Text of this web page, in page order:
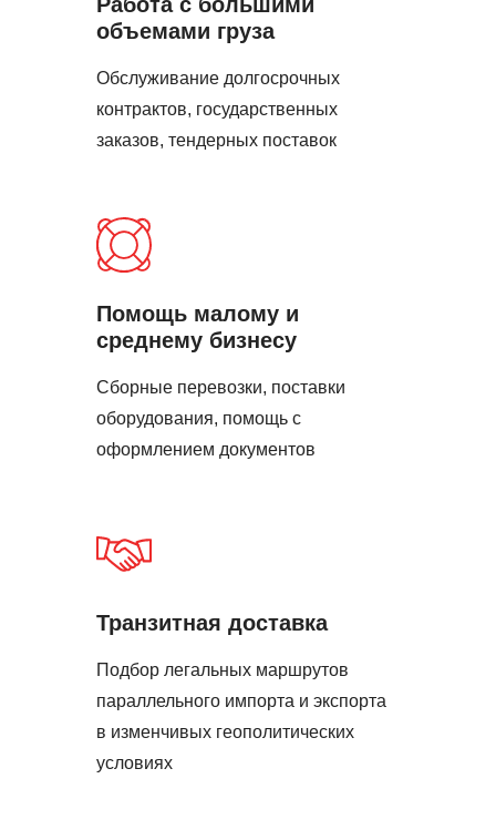
объемами груза
Обслуживание долгосрочных
контрактов, государственных
заказов, тендерных поставок
Помощь малому и
среднему бизнесу
Сборные перевозки, поставки
оборудования, помощь с
оформлением документов
Транзитная доставка
Подбор легальных маршрутов
параллельного импорта и экспорта
в изменчивых геополитических
условиях